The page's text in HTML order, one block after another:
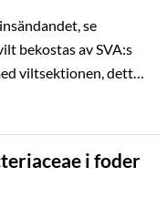
se
bekostas av SVA:s
viltsektionen, detta
i foder